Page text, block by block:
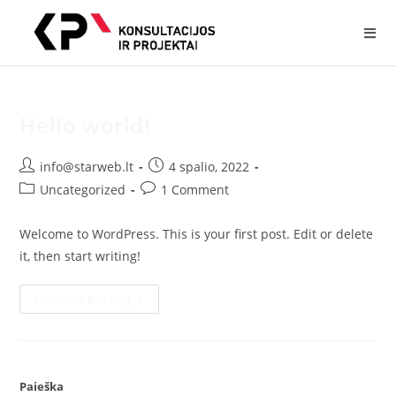
info@starweb.lt
4 spalio, 2022
Uncategorized
1 Comment
Welcome to WordPress. This is your first post. Edit or delete
it, then start writing!
Paieška